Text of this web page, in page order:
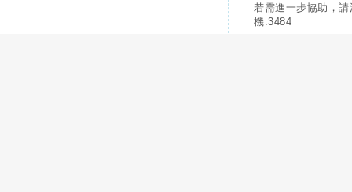
若需進一步協助，
機:3484